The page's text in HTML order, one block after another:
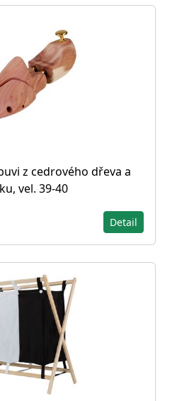
z cedrového dřeva a
vel. 39-40
Detail